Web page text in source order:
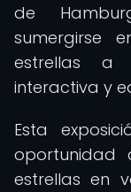
de
sumergirse
estrellas a
interactiva y
Esta
oportunidad
estrellas en